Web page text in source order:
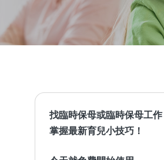
找臨時保母或臨時保母工
掌握最新育兒小技巧！